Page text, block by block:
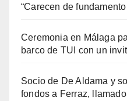
“Carecen de fundamento
Ceremonia en Málaga
barco de TUI con un
Socio de De Aldama y
fondos a Ferraz,